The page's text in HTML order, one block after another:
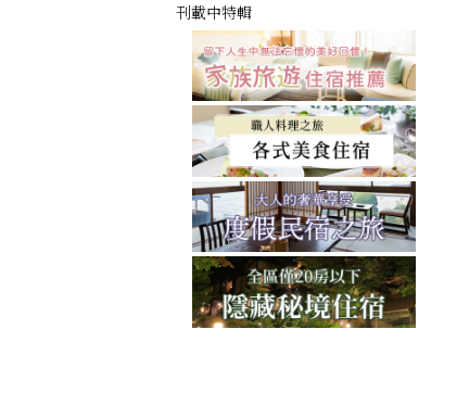
刊載中特輯